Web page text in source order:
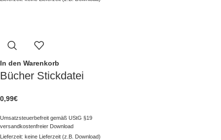
In den Warenkorb
Bücher Stickdatei
0,99€
Umsatzsteuerbefreit gemäß UStG §19
versandkostenfreier Download
Lieferzeit: keine Lieferzeit (z.B. Download)